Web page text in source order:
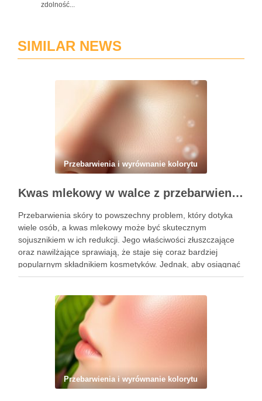
zdolność...
SIMILAR NEWS
Przebarwienia i wyrównanie kolorytu
Kwas mlekowy w walce z przebarwieniami: skuteczne działanie i najczęstsze błędy stosowania
Przebarwienia skóry to powszechny problem, który dotyka
wiele osób, a kwas mlekowy może być skutecznym
sojusznikiem w ich redukcji. Jego właściwości złuszczające
oraz nawilżające sprawiają, że staje się coraz bardziej
popularnym składnikiem kosmetyków. Jednak, aby osiągnąć
zamierzone efekty, kluczowe jest nie tylko jego odpowiednie
Przebarwienia i wyrównanie kolorytu